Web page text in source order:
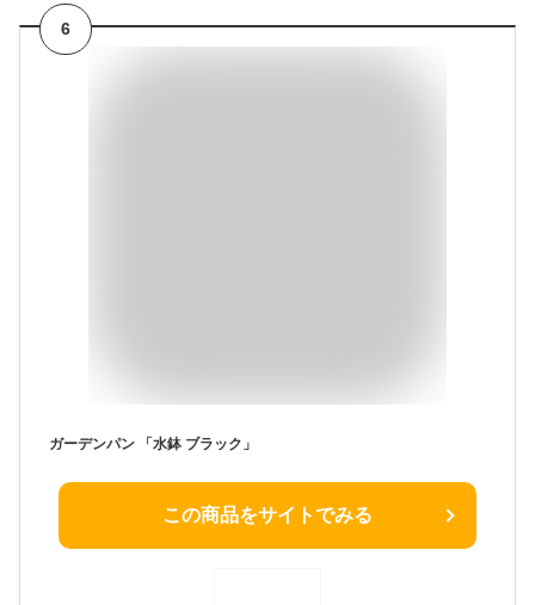
6
ガーデンパン 「水鉢 ブラック」
この商品をサイトでみる